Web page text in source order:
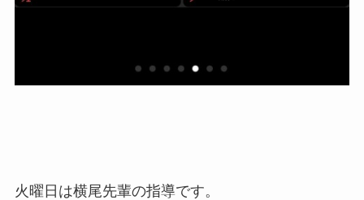
火曜日は横尾先輩の指導です。